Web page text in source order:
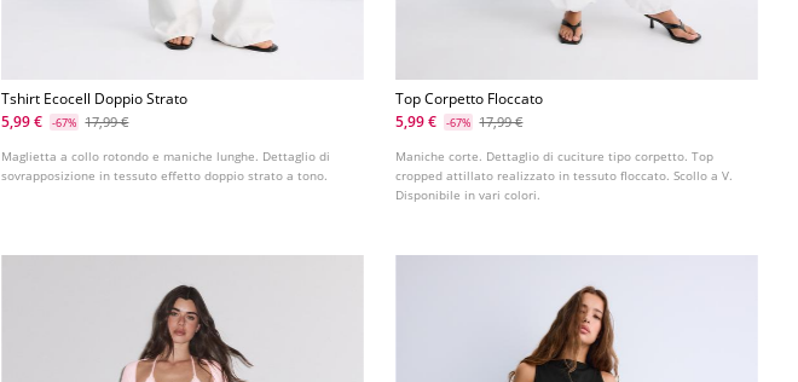
Tshirt Ecocell Doppio Strato
5,99 €
-67% 17,99 €
Maglietta a collo rotondo e maniche lunghe. Dettaglio di
sovrapposizione in tessuto effetto doppio strato a tono.
Top Corpetto Floccato
5,99 €
-67% 17,99 €
Maniche corte. Dettaglio di cuciture tipo corpetto. Top
cropped attillato realizzato in tessuto floccato. Scollo a V.
Disponibile in vari colori.